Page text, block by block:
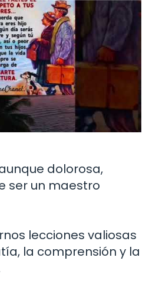
dolorosa,
ser un maestro
lecciones valiosas
la comprensión y la